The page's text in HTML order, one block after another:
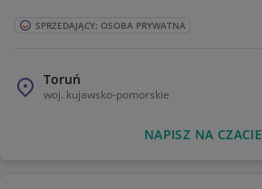
SPRZEDAJĄCY: OSOBA PRYWATNA
Toruń
woj. kujawsko-pomorskie
NAPISZ NA CZACIE